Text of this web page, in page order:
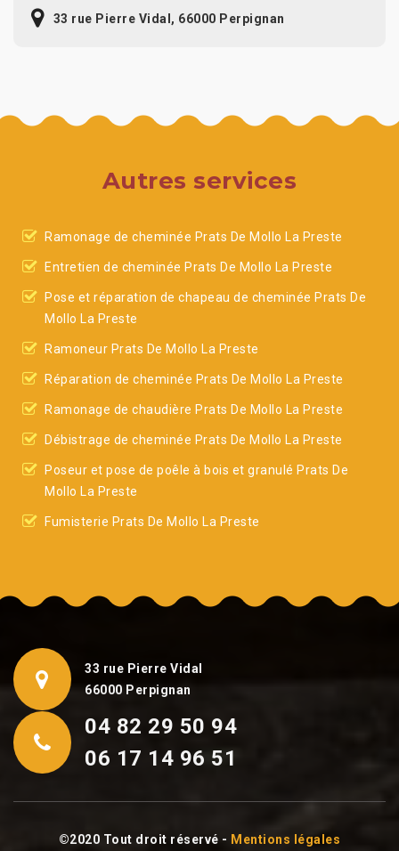
33 rue Pierre Vidal, 66000 Perpignan
Autres services
Ramonage de cheminée Prats De Mollo La Preste
Entretien de cheminée Prats De Mollo La Preste
Pose et réparation de chapeau de cheminée Prats De
Mollo La Preste
Ramoneur Prats De Mollo La Preste
Réparation de cheminée Prats De Mollo La Preste
Ramonage de chaudière Prats De Mollo La Preste
Débistrage de cheminée Prats De Mollo La Preste
Poseur et pose de poêle à bois et granulé Prats De
Mollo La Preste
Fumisterie Prats De Mollo La Preste
33 rue Pierre Vidal
66000 Perpignan
04 82 29 50 94
06 17 14 96 51
©2020 Tout droit réservé - Mentions légales